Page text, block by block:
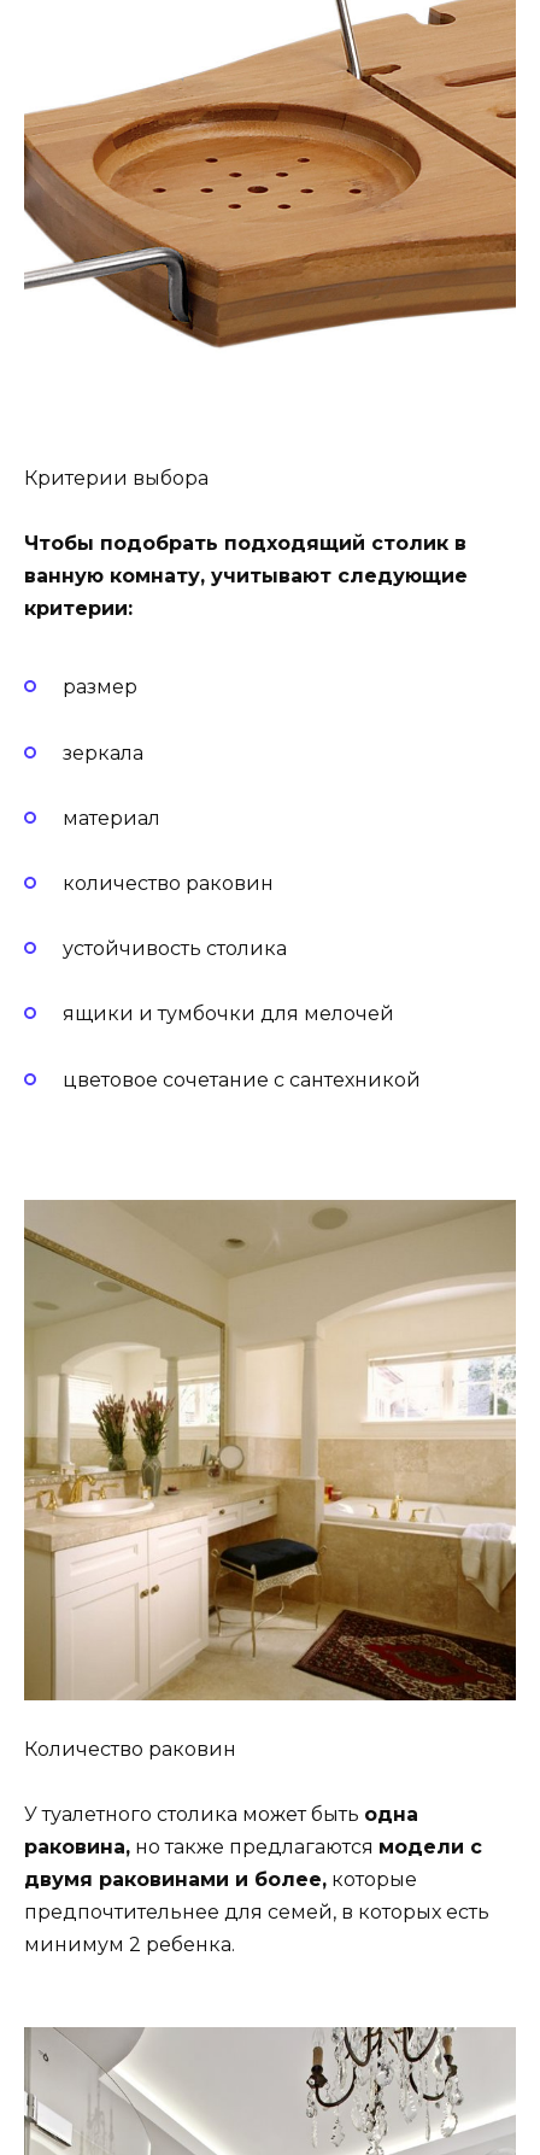
Критерии выбора
Чтобы подобрать подходящий столик в
ванную комнату, учитывают следующие
критерии:
размер
зеркала
материал
количество раковин
устойчивость столика
ящики и тумбочки для мелочей
цветовое сочетание с сантехникой
Количество раковин
У туалетного столика может быть одна
раковина, но также предлагаются модели с
двумя раковинами и более, которые
предпочтительнее для семей, в которых есть
минимум 2 ребенка.